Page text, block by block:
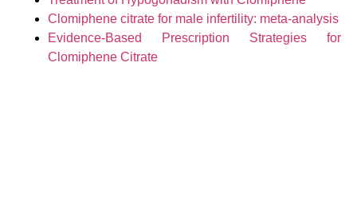
Clomiphene citrate for male infertility: meta-analysis
Evidence-Based Prescription Strategies for
Clomiphene Citrate